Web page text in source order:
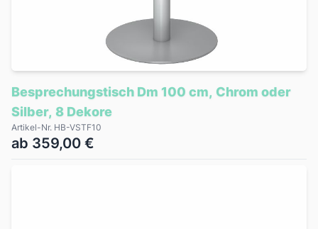
Besprechungstisch Dm 100 cm, Chrom oder
Silber, 8 Dekore
Artikel-Nr. HB-VSTF10
ab 359,00 €